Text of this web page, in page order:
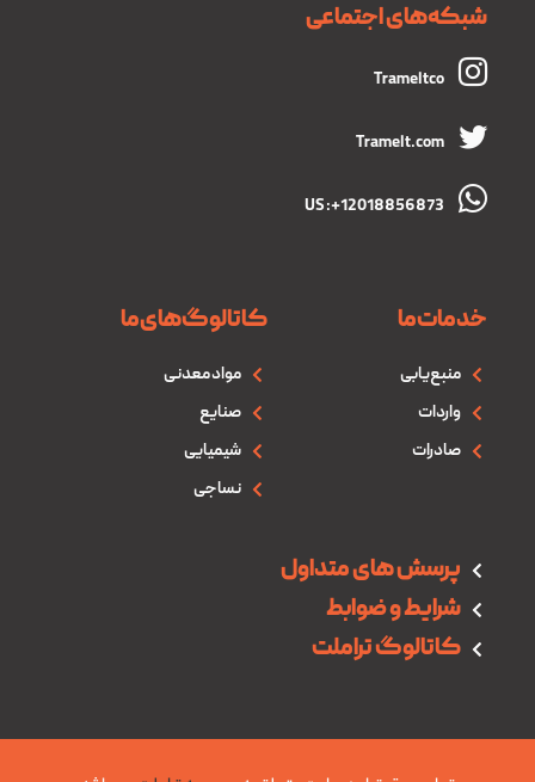
شبکه‌های اجتماعی
Trameltco
Tramelt.com
US :+12018856873
خدمات‌ما
منبع‌یابی
واردات
صادرات
کاتالوگ‌های‌ما
مواد معدنی
صنایع
شیمیایی
نساجی
پرسش های متداول
شرایط و ضوابط
کاتالوگ تراملت